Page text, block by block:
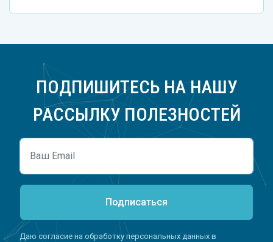
ПОДПИШИТЕСЬ НА НАШУ
РАССЫЛКУ ПОЛЕЗНОСТЕЙ
Подписаться
Даю согласие на обработку персональных данных в